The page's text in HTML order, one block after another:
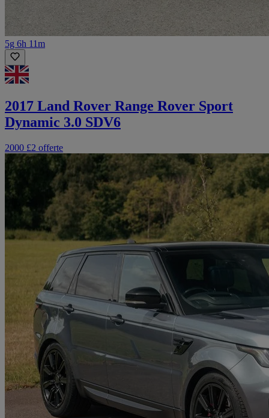
5g 6h 11m
2017 Land Rover Range Rover Sport
Dynamic 3.0 SDV6
2000 £2 offerte